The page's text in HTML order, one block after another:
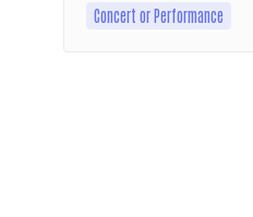
Concert or Performance